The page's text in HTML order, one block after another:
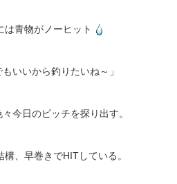
は青物がノーヒット
もいいから釣りたいね～」
今日のピッチを探り出す。
構、早巻きでHITしている。